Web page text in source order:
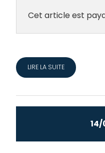
Cet article est
LIRE LA SUITE
14/